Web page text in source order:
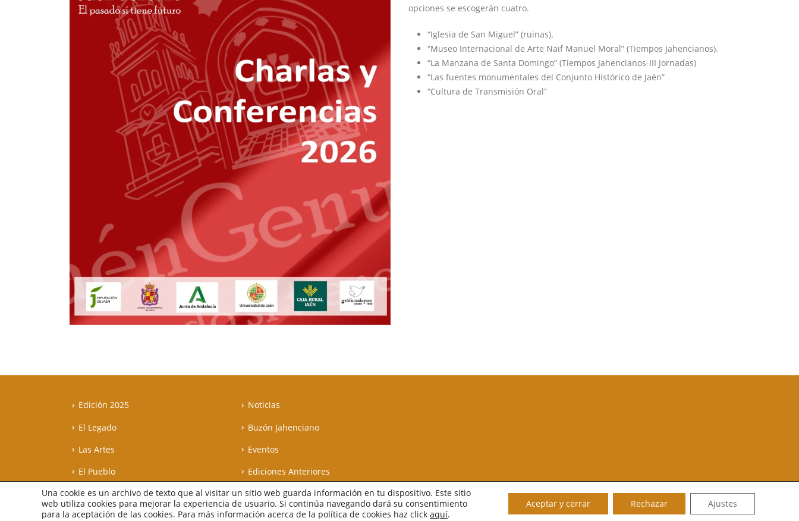
opciones se escogerán cuatro.
“Iglesia de San Miguel” (ruinas).
“Museo Internacional de Arte Naïf Manuel Moral” (Tiempos Jahencianos).
“La Manzana de Santa Domingo” (Tiempos Jahencianos-III Jornadas)
“Las fuentes monumentales del Conjunto Histórico de Jaén”
“Cultura de Transmisión Oral”
Edición 2025
El Legado
Las Artes
El Pueblo
Noticias
Buzón Jahenciano
Eventos
Ediciones Anteriores
© Copyright 2021. Todos los derechos reservados. Diseñado porInnovation Studio
Aviso legal-Política de privacidad -Política de cookies
Una cookie es un archivo de texto que al visitar un sitio web guarda información en tu dispositivo. Este sitio
web utiliza cookies para mejorar la experiencia de usuario. Si continúa navegando dará su consentimiento
para la aceptación de las cookies. Para más información acerca de la política de cookies haz click aquí.
Aceptar y cerrar Rechazar Ajustes